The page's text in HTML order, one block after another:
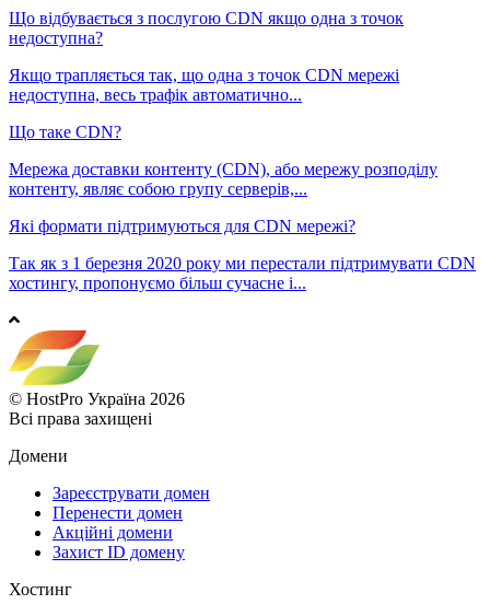
Що відбувається з послугою CDN якщо одна з точок
недоступна?
Якщо трапляється так, що одна з точок CDN мережі
недоступна, весь трафік автоматично...
Що таке CDN?
Мережа доставки контенту (CDN), або мережу розподілу
контенту, являє собою групу серверів,...
Які формати підтримуються для CDN мережі?
Так як з 1 березня 2020 року ми перестали підтримувати CDN
хостингу, пропонуємо більш сучасне і...
© HostPro Україна 2026
Всі права захищені
Домени
Зареєструвати домен
Перенести домен
Акційні домени
Захист ID домену
Хостинг